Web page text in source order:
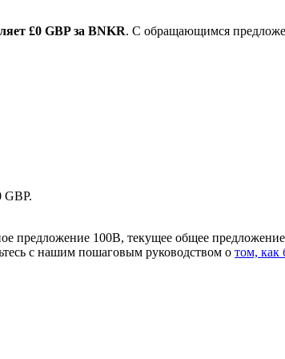
£0 GBP за BNKR. С обращающимся
GBP.
предложение 100B, текущее общее
с нашим пошаговым руководством о том, как